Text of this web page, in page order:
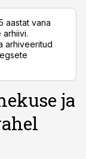
aastat vana
arhiivi.
arhiveeritud
ja